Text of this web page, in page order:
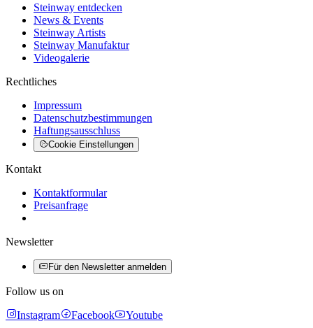
Steinway entdecken
News & Events
Steinway Artists
Steinway Manufaktur
Videogalerie
Rechtliches
Impressum
Datenschutzbestimmungen
Haftungsausschluss
Cookie Einstellungen
Kontakt
Kontaktformular
Preisanfrage
Newsletter
Für den Newsletter anmelden
Follow us on
Instagram
Facebook Youtube